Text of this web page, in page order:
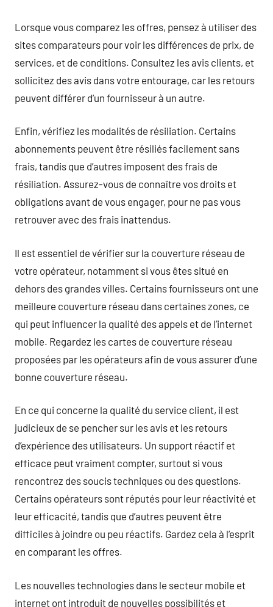
Lorsque vous comparez les offres, pensez à utiliser des
sites comparateurs pour voir les différences de prix, de
services, et de conditions. Consultez les avis clients, et
sollicitez des avis dans votre entourage, car les retours
peuvent différer d’un fournisseur à un autre.
Enfin, vérifiez les modalités de résiliation. Certains
abonnements peuvent être résiliés facilement sans
frais, tandis que d’autres imposent des frais de
résiliation. Assurez-vous de connaître vos droits et
obligations avant de vous engager, pour ne pas vous
retrouver avec des frais inattendus.
Il est essentiel de vérifier sur la couverture réseau de
votre opérateur, notamment si vous êtes situé en
dehors des grandes villes. Certains fournisseurs ont une
meilleure couverture réseau dans certaines zones, ce
qui peut influencer la qualité des appels et de l’internet
mobile. Regardez les cartes de couverture réseau
proposées par les opérateurs afin de vous assurer d’une
bonne couverture réseau.
En ce qui concerne la qualité du service client, il est
judicieux de se pencher sur les avis et les retours
d’expérience des utilisateurs. Un support réactif et
efficace peut vraiment compter, surtout si vous
rencontrez des soucis techniques ou des questions.
Certains opérateurs sont réputés pour leur réactivité et
leur efficacité, tandis que d’autres peuvent être
difficiles à joindre ou peu réactifs. Gardez cela à l’esprit
en comparant les offres.
Les nouvelles technologies dans le secteur mobile et
internet ont introduit de nouvelles possibilités et